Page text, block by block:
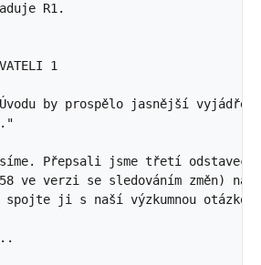
R1.
1
by prospělo jasnější
Přepsali jsme třetí odstavec
ve verzi se sledováním změn)
spojte ji s naší výzkumnou